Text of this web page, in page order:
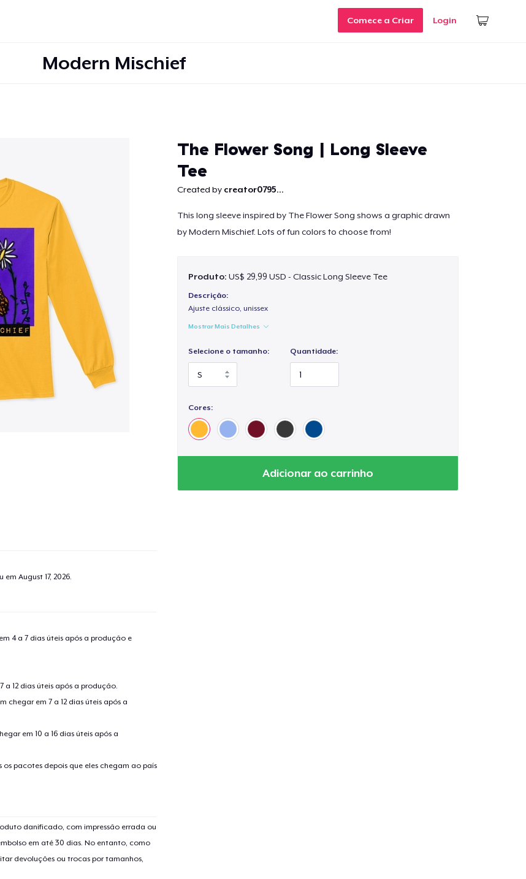
Comece a Criar Login
Modern Mischief
The Flower Song | Long Sleeve
Tee
Created by creator0795...
This long sleeve inspired by The Flower Song shows a graphic drawn
by Modern Mischief. Lots of fun colors to choose from!
Produto: US$ 29,99 USD - Classic Long Sleeve Tee
Descrição:
Ajuste clássico, unissex
Mostrar Mais Detalhes
Selecione o tamanho: Quantidade:
Cores:
Adicionar ao carrinho
em August 17, 2026.
4 a 7 dias úteis após a produção e
a 12 dias úteis após a produção.
chegar em 7 a 12 dias úteis após a
em 10 a 16 dias úteis após a
pacotes depois que eles chegam ao país
danificado, com impressão errada ou
em até 30 dias. No entanto, como
devoluções ou trocas por tamanhos,